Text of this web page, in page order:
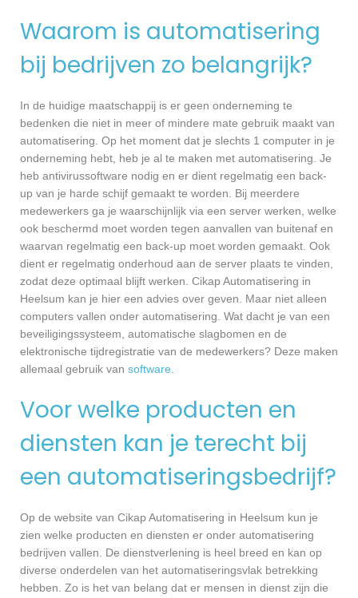
Waarom is automatisering
bij bedrijven zo belangrijk?
In de huidige maatschappij is er geen onderneming te
bedenken die niet in meer of mindere mate gebruik maakt van
automatisering. Op het moment dat je slechts 1 computer in je
onderneming hebt, heb je al te maken met automatisering. Je
heb antivirussoftware nodig en er dient regelmatig een back-
up van je harde schijf gemaakt te worden. Bij meerdere
medewerkers ga je waarschijnlijk via een server werken, welke
ook beschermd moet worden tegen aanvallen van buitenaf en
waarvan regelmatig een back-up moet worden gemaakt. Ook
dient er regelmatig onderhoud aan de server plaats te vinden,
zodat deze optimaal blijft werken. Cikap Automatisering in
Heelsum kan je hier een advies over geven. Maar niet alleen
computers vallen onder automatisering. Wat dacht je van een
beveiligingssysteem, automatische slagbomen en de
elektronische tijdregistratie van de medewerkers? Deze maken
allemaal gebruik van software
Voor welke producten en
diensten kan je terecht bij
een automatiseringsbedrijf?
Op de website van Cikap Automatisering in Heelsum kun je
zien welke producten en diensten er onder automatisering
bedrijven vallen. De dienstverlening is heel breed en kan op
diverse onderdelen van het automatiseringsvlak betrekking
hebben. Zo is het van belang dat er mensen in dienst zijn die